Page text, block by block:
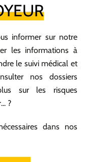
informer sur notre
les informations à
le suivi médical et
nos dossiers
sur les risques
?
dans nos